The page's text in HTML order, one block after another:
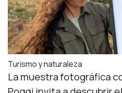
Turismo y naturaleza
La muestra fotográfica